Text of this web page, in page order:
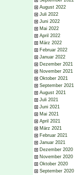
August 2022
Juli 2022
Juni 2022
Mai 2022
April 2022
März 2022
Februar 2022
Januar 2022
Dezember 2021
November 2021
Oktober 2021
September 2021
August 2021
Juli 2021
Juni 2021
Mai 2021
April 2021
März 2021
Februar 2021
Januar 2021
Dezember 2020
November 2020
Oktober 2020
September 2020